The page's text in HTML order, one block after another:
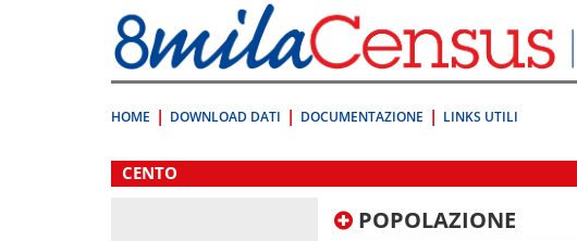
direttamente
a:
Contenuto
HOME DOWNLOAD DATI DOCUMENTAZIONE LINKS UTILI
.
CENTO
POPOLAZIONE